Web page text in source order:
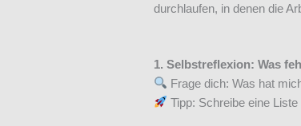
durchlaufen, in denen die
1. Selbstreflexion: Was
Frage dich: Was hat
Tipp: Schreibe eine